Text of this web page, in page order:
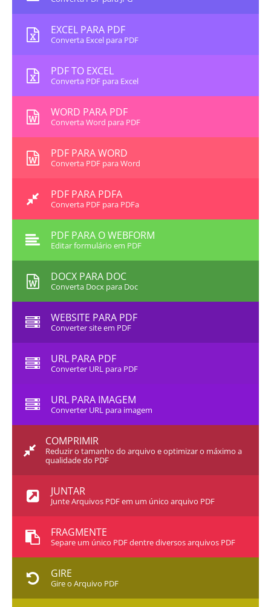
EXCEL PARA PDF
Converta Excel para PDF
PDF TO EXCEL
Converta PDF para Excel
WORD PARA PDF
Converta Word para PDF
PDF PARA WORD
Converta PDF para Word
PDF PARA PDFA
Converta PDF para PDFa
PDF PARA O WEBFORM
Editar formulário em PDF
DOCX PARA DOC
Converta Docx para Doc
WEBSITE PARA PDF
Converter site em PDF
URL PARA PDF
Converter URL para PDF
URL PARA IMAGEM
Converter URL para imagem
COMPRIMIR
Reduzir o tamanho do arquivo e optimizar o máximo a
qualidade do PDF
JUNTAR
Junte Arquivos PDF em um único arquivo PDF
FRAGMENTE
Separe um único PDF dentre diversos arquivos PDF
GIRE
Gire o Arquivo PDF